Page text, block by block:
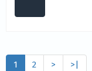
1 2 > >|